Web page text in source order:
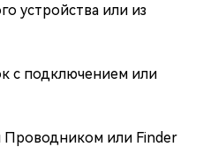
устройства или из
с подключением или
Проводником или Finder